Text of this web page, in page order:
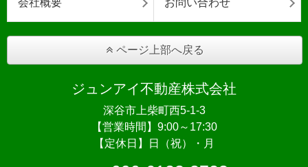
ページ上部へ戻る
ジュンアイ不動産株式会社
深谷市上柴町西5-1-3
【営業時間】9:00～17:30
【定休日】日（祝）・月